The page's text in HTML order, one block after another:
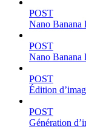
POST
Nano Banana
POST
Nano Banana
POST
Édition
POST
Génération